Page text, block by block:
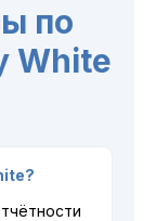
по
White